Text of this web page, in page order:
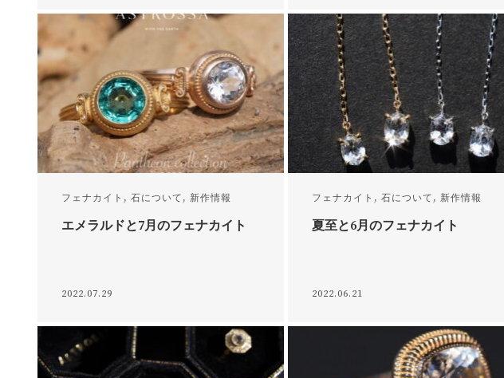
フェナカイト , 石について , 新作情報
エメラルドと7月のフェナカイト
2022.07.29
フェナカイト , 石について , 新作情報
夏至と6月のフェナカイト
2022.06.21